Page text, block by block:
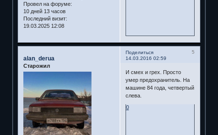
Провел на форуме:
10 дней 13 часов
Последний визит:
19.03.2025 12:08
Поделиться
5
14.03.2016 02:59
alan_derua
Старожил
И смех и грех. Просто
умер предохранитель. На
машине 84 года, четвертый
слева.
0